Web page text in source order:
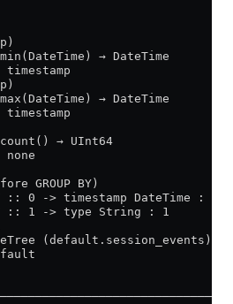
min(DateTime) →
timestamp
max(DateTime) →
timestamp
count() → UInt64
none
0
(Before GROUP BY)
:: 0 -> timestamp
:: 1 -> type String
0 1
Default
1